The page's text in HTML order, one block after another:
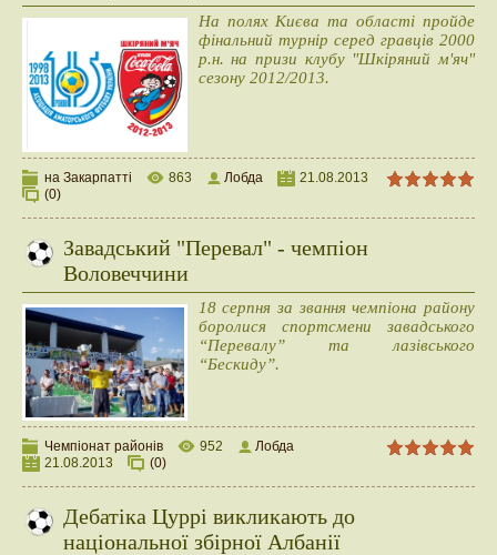
На полях Києва та області пройде
фінальний турнір серед гравців 2000
р.н. на призи клубу "Шкіряний м'яч"
сезону 2012/2013.
на Закарпатті 863 Лобда
21.08.2013
(0)
Завадський "Перевал" - чемпіон
Воловеччини
18 серпня за звання чемпіона району
боролися спортсмени завадського
“Перевалу” та лазівського
“Бескиду”.
Чемпіонат районів 952
Лобда
21.08.2013
(0)
Дебатіка Цуррі викликають до
національної збірної Албанії